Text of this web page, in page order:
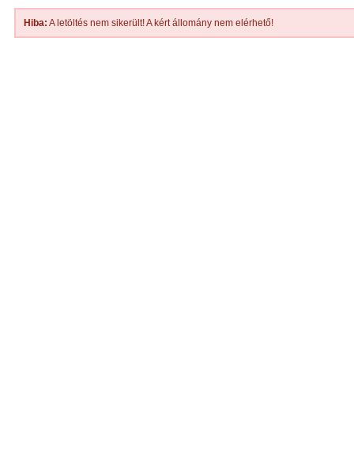
Hiba: A letöltés nem sikerült! A kért állomány nem elérhető!